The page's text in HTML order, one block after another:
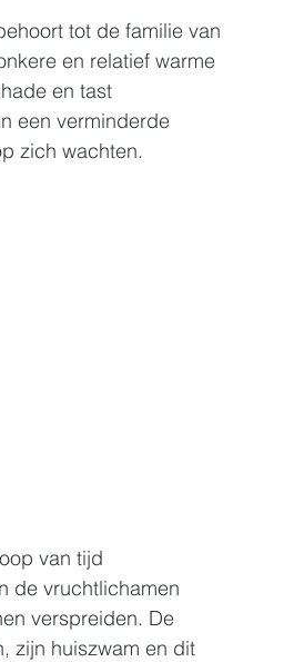
tot de familie van
en relatief warme
en tast
een verminderde
zich wachten.
van tijd
de vruchtlichamen
verspreiden. De
zijn huiszwam en dit